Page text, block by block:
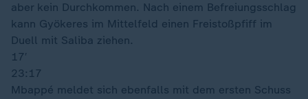
aber kein Durchkommen. Nach einem Befreiungsschlag
kann Gyökeres im Mittelfeld einen Freistoßpfiff im
Duell mit Saliba ziehen.
17′
23:17
Mbappé meldet sich ebenfalls mit dem ersten Schuss